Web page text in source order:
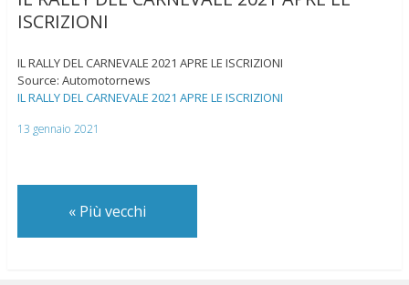
ISCRIZIONI
IL RALLY DEL CARNEVALE 2021 APRE LE ISCRIZIONI
Source: Automotornews
IL RALLY DEL CARNEVALE 2021 APRE LE ISCRIZIONI
13 gennaio 2021
«Più vecchi